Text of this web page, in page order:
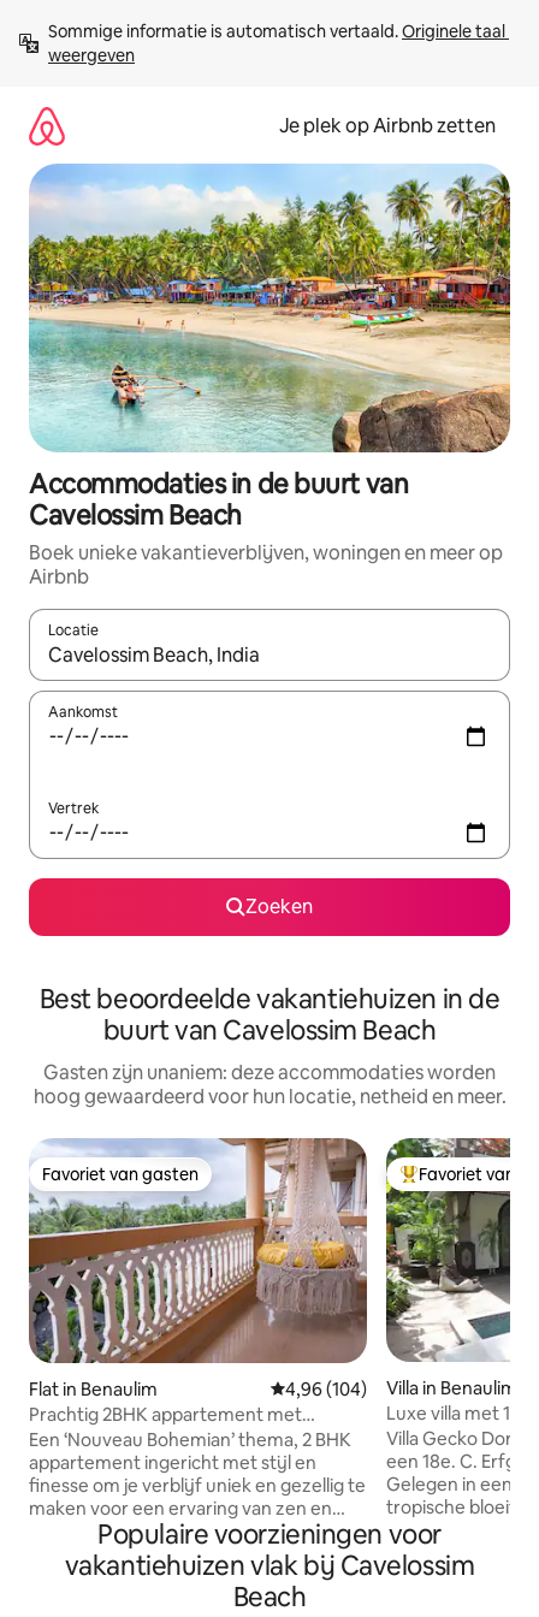
direct
naar
Sommige informatie is automatisch vertaald. Originele taal
weergeven
Je plek op Airbnb zetten
Accommodaties in de buurt van
Cavelossim Beach
Boek unieke vakantieverblijven, woningen en meer op
Airbnb
Locatie
Wanneer er resultaten beschikbaar zijn, maak je een keuze
Aankomst
Vertrek
Zoeken
Best beoordeelde vakantiehuizen in de
buurt van Cavelossim Beach
Gasten zijn unaniem: deze accommodaties worden
hoog gewaardeerd voor hun locatie, netheid en meer.
Favoriet van gasten
Favoriet van gasten
Flat in Benaulim Gemiddelde beoordeling van
4,96 (104)
Prachtig 2BHK appartement met
uitzicht op de oceaan
Een ‘Nouveau Bohemian’ thema, 2 BHK
appartement ingericht met stijl en
finesse om je verblijf uniek en gezellig te
maken voor een ervaring van zen en
plezier in South Goa's, Benaulim. Jezult
blij zijn met het ruime comfort, grote
balkons, uitzicht op zee en het veld, n
voorzieningen. Geniet van de
Topfavoriet van
Favoriet van
Villa in Benaulim
Luxe villa met 1
privézwembad
Villa Gecko
een 18e. C.
Gelegen in een
tropische
eigen ingang een
leefruimte. De
hebben een
Populaire voorzieningen voor
vakantiehuizen vlak bij Cavelossim
Beach